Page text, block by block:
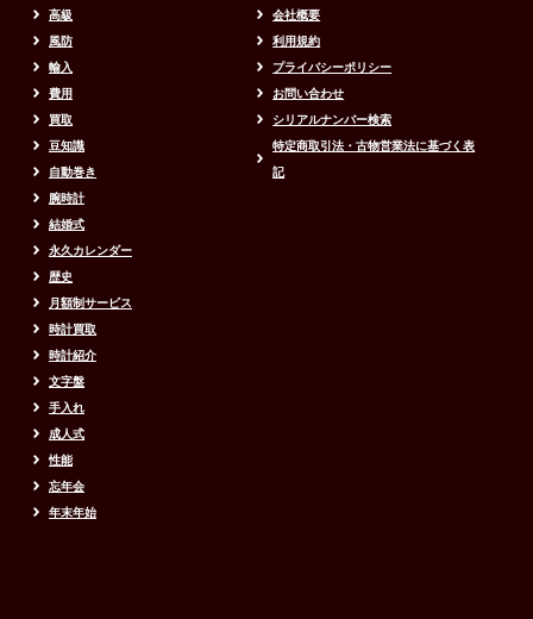
高級
風防
輸入
費用
買取
豆知識
自動巻き
腕時計
結婚式
永久カレンダー
歴史
月額制サービス
時計買取
時計紹介
文字盤
手入れ
成人式
性能
忘年会
年末年始
会社概要
利用規約
プライバシーポリシー
お問い合わせ
シリアルナンバー検索
特定商取引法・古物営業法に基づく表
記